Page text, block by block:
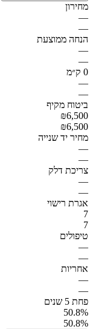
מחירון
—
—
הנחה ממוצעת
—
—
0 ק״מ
—
—
ביטוח מקיף
₪6,500
₪6,500
מחיר יד שנייה
—
—
צריכת דלק
—
—
אגרת רישוי
7
7
טיפולים
—
—
אחריות
—
—
פחת 5 שנים
50.8%
50.8%